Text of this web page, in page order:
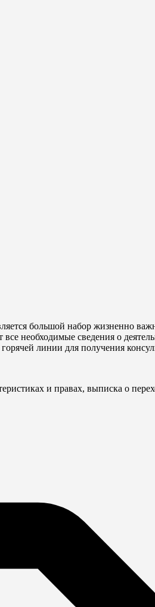
большой набор жизненно
необходимые сведения о
линии для получения
и правах, выписка о